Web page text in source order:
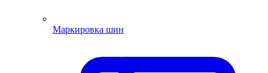
Маркировка шин